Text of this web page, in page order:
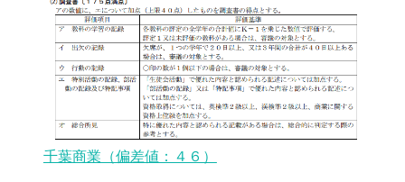
千葉商業（偏差値：４６）